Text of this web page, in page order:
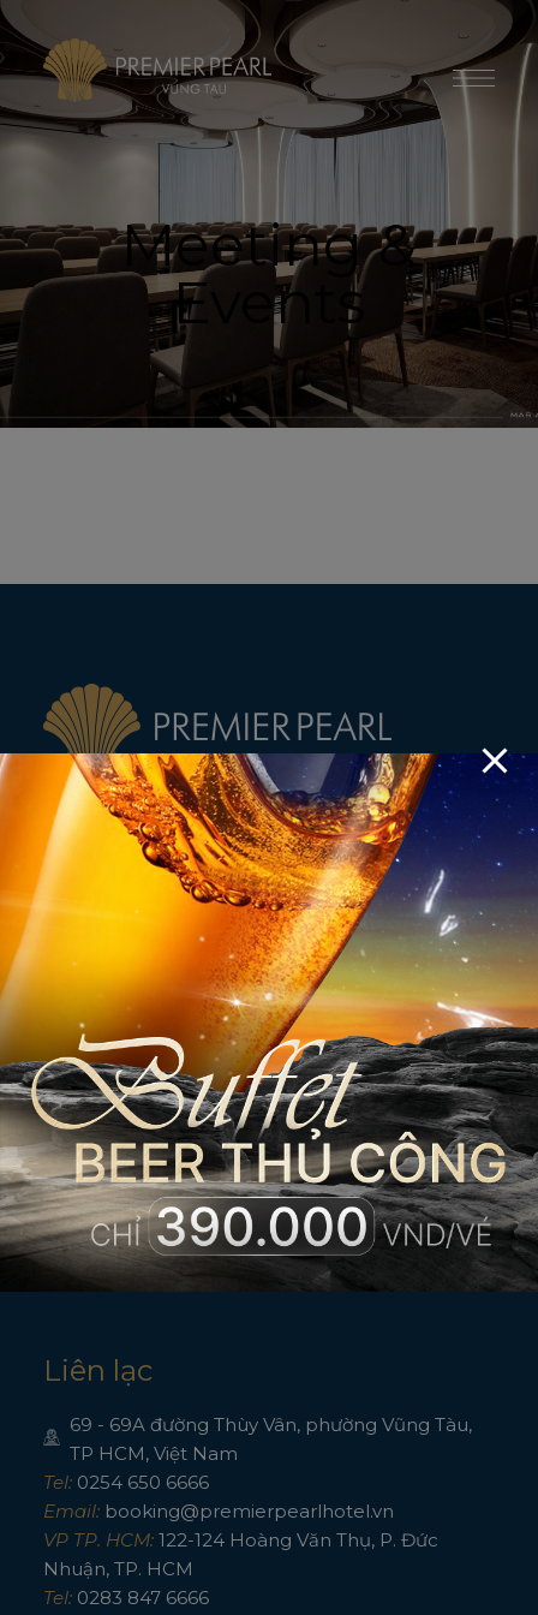
Meeting &
Events
Tại Premier Pearl, chúng tôi ưu tiên đặt khách hàng là trái tim, là
trung tâm của mọi dịch vụ. Vì vậy bất cứ điều gì bạn cần và bất
cứ khi nào bạn cần, chỉ cần yêu cầu chúng tôi sẽ đáp ứng ngay lập
tức.
Đội ngũ chúng tôi
Chúng tôi có lòng nhiệt huyết, sự hiểu biết và khả năng vượt trội để
nghỉ của bạn trở nên thú vị. Nếu bạn có bất kỳ câu hỏi nào, vui lòng liên
chúng tôi. Tại Premier Pearl, chúng tôi ưu tiên đặt khách hàng là trái
trung tâm của mọi dịch vụ. Vì vậy bất cứ điều gì bạn cần và bất cứ khi
cần, chỉ cần yêu cầu chúng tôi sẽ đáp ứng ngay lập tức.
Liên lạc
69 - 69A đường Thùy Vân, phường Vũng Tàu,
TP HCM, Việt Nam
Tel:0254 650 6666
Email: booking@premierpearlhotel.vn
VP TP. HCM:122-124 Hoàng Văn Thụ, P. Đức
Nhuận, TP. HCM
Tel:0283 847 6666
modal-check